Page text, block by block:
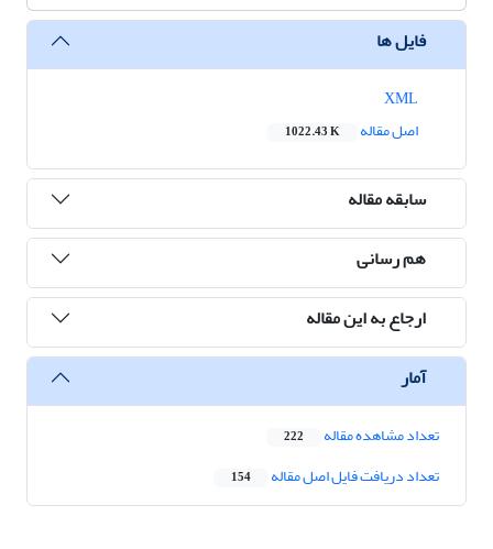
فایل ها
اصل مقاله
1022.43 K
سابقه مقاله
هم رسانی
ارجاع به این مقاله
آمار
تعداد مشاهده مقاله 222
تعداد دریافت فایل اصل مقاله 154